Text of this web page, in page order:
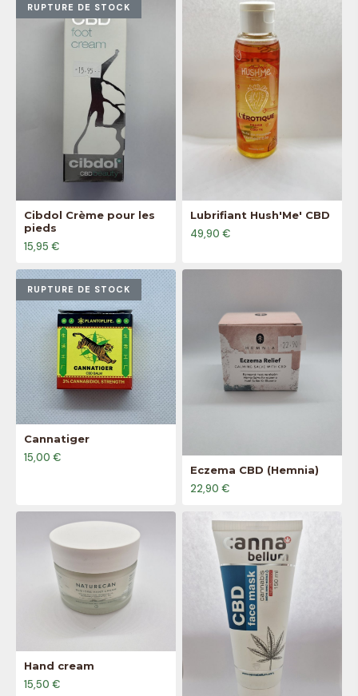
RUPTURE DE STOCK
Cibdol Crème pour les
pieds
15,95 €
Lubrifiant Hush'Me' CBD
49,90 €
RUPTURE DE STOCK
Cannatiger
15,00 €
Eczema CBD (Hemnia)
22,90 €
Hand cream
15,50 €